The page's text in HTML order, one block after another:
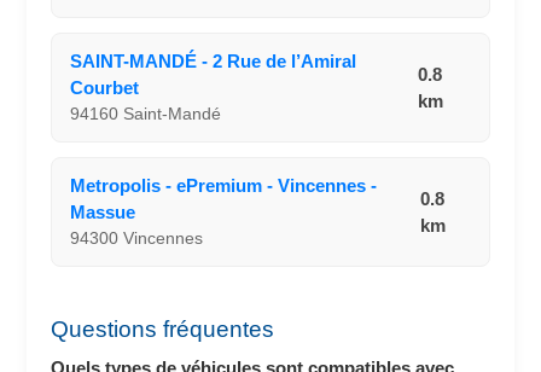
SAINT-MANDÉ - 2 Rue de l’Amiral
Courbet
94160 Saint-Mandé
0.8
km
Metropolis - ePremium - Vincennes -
Massue
94300 Vincennes
0.8
km
Questions fréquentes
Quels types de véhicules sont compatibles avec